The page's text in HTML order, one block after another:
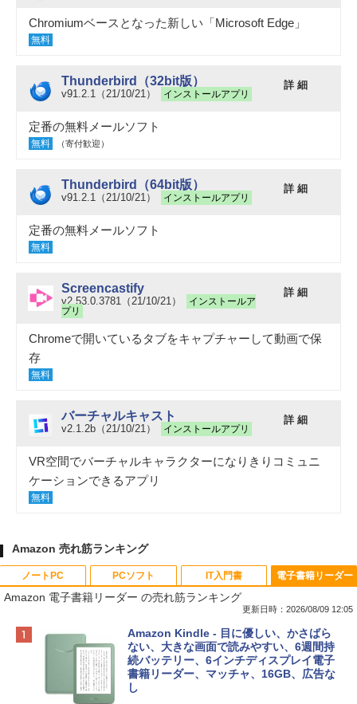
Chromiumベースとなった新しい「Microsoft Edge」
無料
Thunderbird（32bit版）
v91.2.1（21/10/21） インストールアプリ
詳 細
定番の無料メールソフト
無料 （寄付歓迎）
Thunderbird（64bit版）
v91.2.1（21/10/21） インストールアプリ
詳 細
定番の無料メールソフト
無料
Screencastify
v2.53.0.3781（21/10/21）
インストールア
プリ
詳 細
Chromeで開いているタブをキャプチャーして動画で保
存
無料
バーチャルキャスト
v2.1.2b（21/10/21） インストールアプリ
詳 細
VR空間でバーチャルキャラクターになりきりコミュニ
ケーションできるアプリ
無料
Amazon 売れ筋ランキング
ノートPC
Apple 2026 MacBook Neo A18 Proチッ
プ搭載13インチノートブック：AIとAppl
e Intelligenceのために設計、Liquid Ret
inaディスプレイ、8GBユニファイドメモ
リ、256GB SSDストレージ、1080p Fac
PCソフト
Robloxギフトカード - 800 Robux 【限
定バーチャルアイテムを含む】 【オンラ
インゲームコード】 ロブロックス | オン
ラインコード版
IT入門書
生成AIパスポート公式テキスト 第４版
￥1,766
電子書籍リーダー
Amazon 電子書籍リーダー の売れ筋ランキング
更新日時：2026/08/09 12:05
Amazon Kindle - 目に優しい、かさばら
ない、大きな画面で読みやすい、6週間持
続バッテリー、6インチディスプレイ電子
書籍リーダー、マッチャ、16GB、広告な
し